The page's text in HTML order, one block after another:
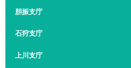
胆振支庁
石狩支庁
上川支庁